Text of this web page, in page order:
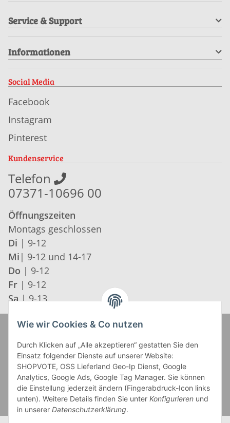
Service & Support
Informationen
Social Media
Facebook
Instagram
Pinterest
Kundenservice
Telefon
07371-10696 00
Öffnungszeiten
Montags geschlossen
Di | 9-12
Mi | 9-12 und 14-17
Do | 9-12
Fr | 9-12
Sa | 9-13
Wie wir Cookies & Co nutzen
Durch Klicken auf „Alle akzeptieren“ gestatten Sie den
Einsatz folgender Dienste auf unserer Website:
SHOPVOTE, OSS Lieferland Geo-Ip Dienst, Google
Analytics, Google Ads, Google Tag Manager. Sie können
die Einstellung jederzeit ändern (Fingerabdruck-Icon links
unten). Weitere Details finden Sie unter Konfigurieren und
in unserer Datenschutzerklärung.